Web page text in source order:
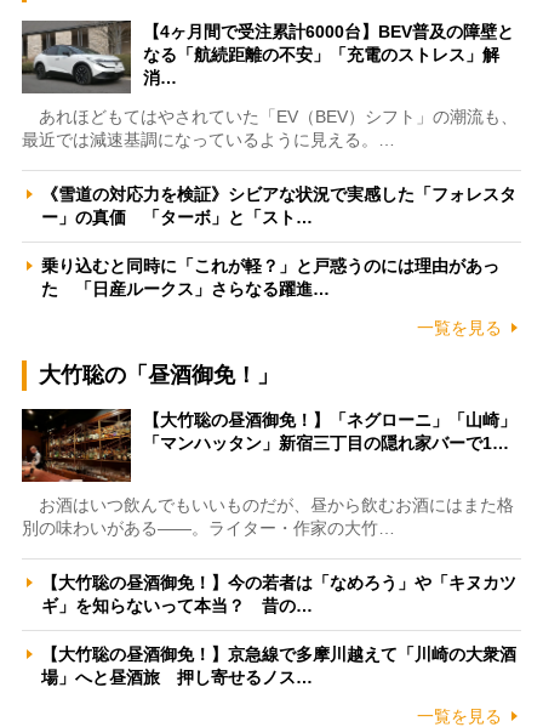
【4ヶ月間で受注累計6000台】BEV普及の障壁と
なる「航続距離の不安」「充電のストレス」解
消…
あれほどもてはやされていた「EV（BEV）シフト」の潮流も、
最近では減速基調になっているように見える。…
《雪道の対応力を検証》シビアな状況で実感した「フォレスタ
ー」の真価 「ターボ」と「スト…
乗り込むと同時に「これが軽？」と戸惑うのには理由があっ
た 「日産ルークス」さらなる躍進…
一覧を見る
大竹聡の「昼酒御免！」
【大竹聡の昼酒御免！】「ネグローニ」「山崎」
「マンハッタン」新宿三丁目の隠れ家バーで1…
お酒はいつ飲んでもいいものだが、昼から飲むお酒にはまた格
別の味わいがある――。ライター・作家の大竹…
【大竹聡の昼酒御免！】今の若者は「なめろう」や「キヌカツ
ギ」を知らないって本当？ 昔の…
【大竹聡の昼酒御免！】京急線で多摩川越えて「川崎の大衆酒
場」へと昼酒旅 押し寄せるノス…
一覧を見る